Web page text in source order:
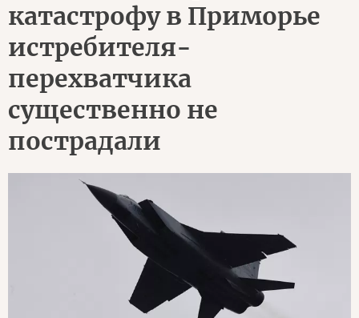
катастрофу в Приморье
истребителя-
перехватчика
существенно не
пострадали